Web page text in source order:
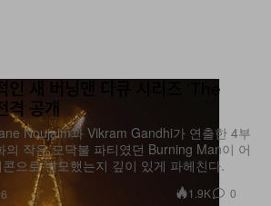
격 공개
Noujaim과 Vikram Gandhi가 연출한 4부
의 작은 모닥불 파티였던 Burning Man이 어
으로 변모했는지 깊이 있게 파헤친다.
1.9K